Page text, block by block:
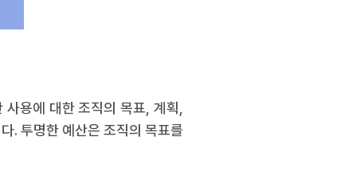
용에 대한 조직의 목표, 계획,
. 투명한 예산은 조직의 목표를